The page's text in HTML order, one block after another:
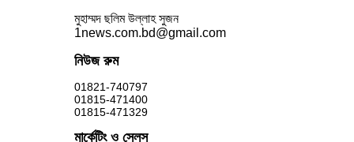
মুহাম্মদ ছলিম উল্লাহ সুজন
1news.com.bd@gmail.com
নিউজ রুম
01821-740797
01815-471400
01815-471329
মার্কেটিং ও সেলস